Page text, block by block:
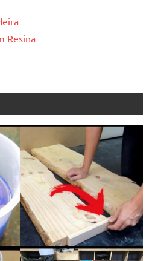
Resina